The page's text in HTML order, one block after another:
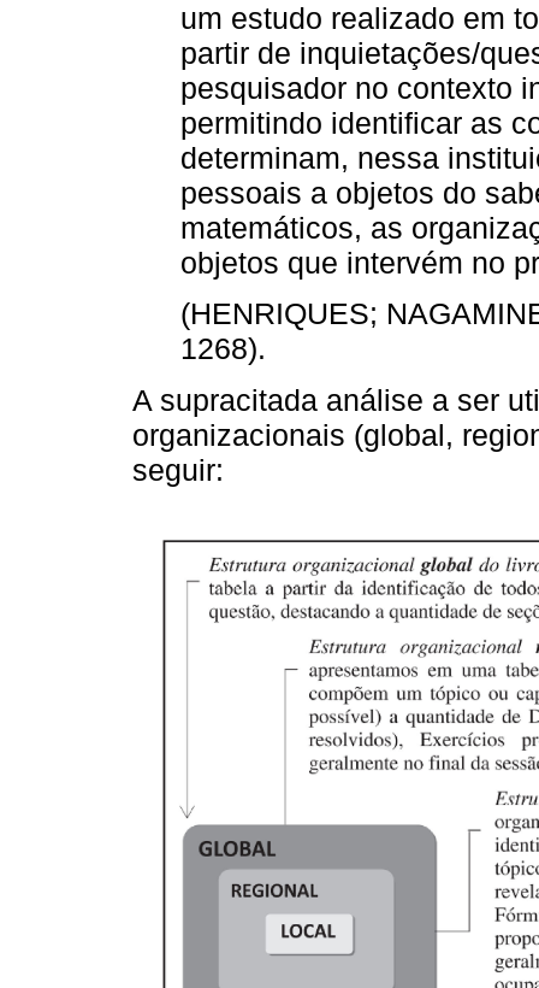
um estudo realizado em
partir de inquietações/
pesquisador no contexto
permitindo identificar as
determinam, nessa
pessoais a objetos do
matemáticos, as
objetos que intervém no
(HENRIQUES;
1268).
A supracitada análise a ser
organizacionais (global,
seguir: